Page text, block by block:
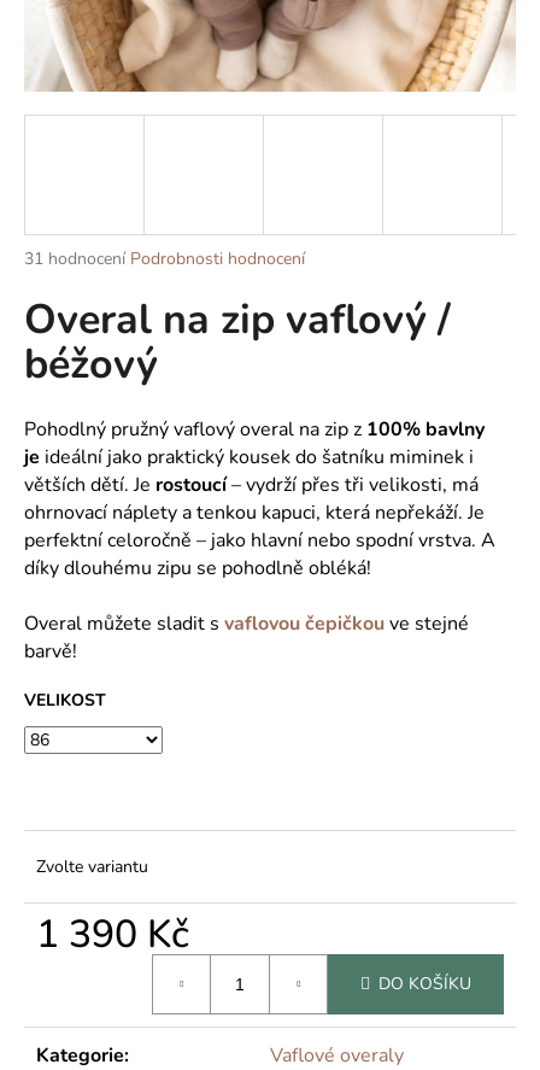
Průměrné
produktu
je
5,0
z
hvězdiček.
31 hodnocení Podrobnosti hodnocení
Overal na zip vaflový /
béžový
Pohodlný pružný vaflový overal na zip z 100% bavlny
je ideální jako praktický kousek do šatníku miminek i
větších dětí. Je rostoucí– vydrží přes tři velikosti, má
ohrnovací náplety a tenkou kapuci, která nepřekáží. Je
perfektní celoročně – jako hlavní nebo spodní vrstva. A
díky dlouhému zipu se pohodlně obléká!
Overal můžete sladit s vaflovou čepičkouve stejné
barvě!
VELIKOST
Zvolte variantu
1 390 Kč
DO KOŠÍKU
Kategorie:
Vaflové overaly
í
t
D
p
o
r
u
č
u
e
m